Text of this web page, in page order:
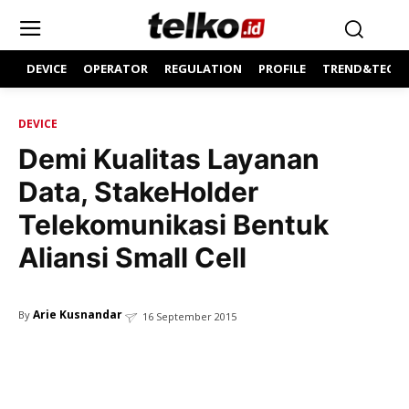
DEVICE OPERATOR REGULATION PROFILE
DEVICE
Demi Kualitas Layanan
Data, StakeHolder
Telekomunikasi Bentuk
Aliansi Small Cell
By Arie Kusnandar 16 September 2015